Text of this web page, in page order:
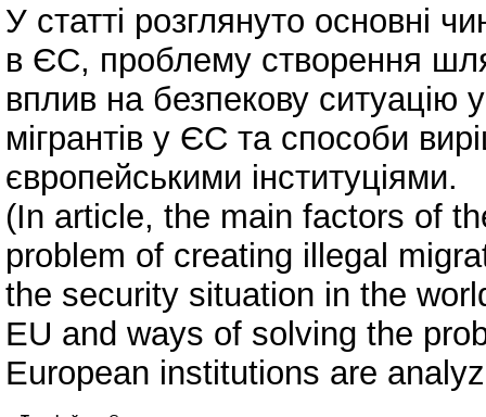
У статті розглянуто основні
в ЄС, проблему створення
вплив на безпекову ситуацію у
мігрантів у ЄС та способи
європейськими інституціями.
(In article, the main factors of
problem of creating illegal
the security situation in the
EU and ways of solving the
European institutions are